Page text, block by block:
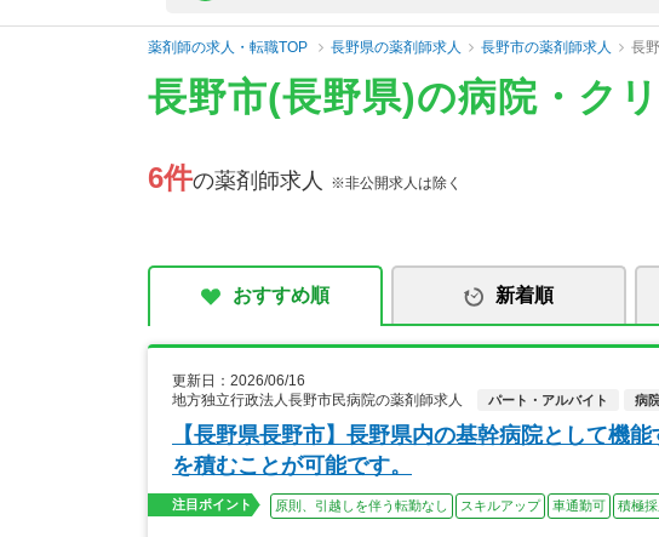
薬剤師の求人・転職TOP 長野県の薬剤師求人 長野市の薬剤師求人 長
長野市(長野県)の病院・ク
6件の薬剤師求人 ※非公開求人は除く
おすすめ順 新着順
更新日：2026/06/16
地方独立行政法人長野市民病院の薬剤師求人
パート・アルバイト 病
【長野県長野市】長野県内の基幹病院として機
を積むことが可能です。
注目ポイント 原則、引越しを伴う転勤なし スキルアップ 車通勤可 積極